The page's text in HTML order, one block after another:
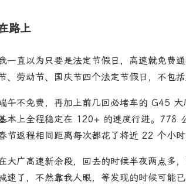
路上
一直以为只要是法定节假日，高速就免费
、劳动节、国庆节四个法定节假日，不包括
午不免费，再加上前几回必堵车的 G45 大
本上全程稳定在 120+ 的速度行进。778
节返程相同距离每次都花了将近 22 个小时
大广高速新余段，回去的时候半夜两点多
速了，不然靠我人眼，等发现的时候可能已